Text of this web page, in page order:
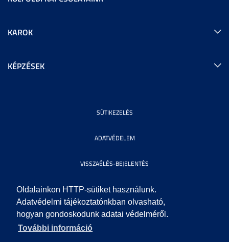
Oldalainkon HTTP-sütiket használunk.
Adatvédelmi tájékoztatónkban olvasható,
hogyan gondoskodunk adatai védelméről.
További információ
KAROK
KÉPZÉSEK
SÜTIKEZELÉS
ADATVÉDELEM
VISSZAÉLÉS-BEJELENTÉS
KÖZÉRDEKŰ ADATOK
IMPRESSZUM